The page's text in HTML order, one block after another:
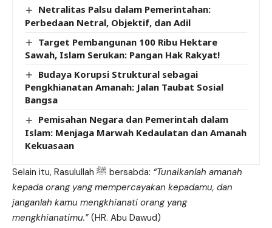
Netralitas Palsu dalam Pemerintahan:
Perbedaan Netral, Objektif, dan Adil
Target Pembangunan 100 Ribu Hektare
Sawah, Islam Serukan: Pangan Hak Rakyat!
Budaya Korupsi Struktural sebagai
Pengkhianatan Amanah: Jalan Taubat Sosial
Bangsa
Pemisahan Negara dan Pemerintah dalam
Islam: Menjaga Marwah Kedaulatan dan Amanah
Kekuasaan
Selain itu, Rasulullah ﷺ bersabda: “Tunaikanlah amanah
kepada orang yang mempercayakan kepadamu, dan
janganlah kamu mengkhianati orang yang
mengkhianatimu.” (HR. Abu Dawud)